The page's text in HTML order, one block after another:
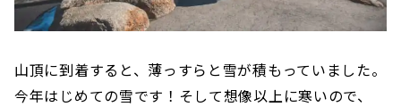
山頂に到着すると、薄っすらと雪が積もっていました。
今年はじめての雪です！そして想像以上に寒いので、